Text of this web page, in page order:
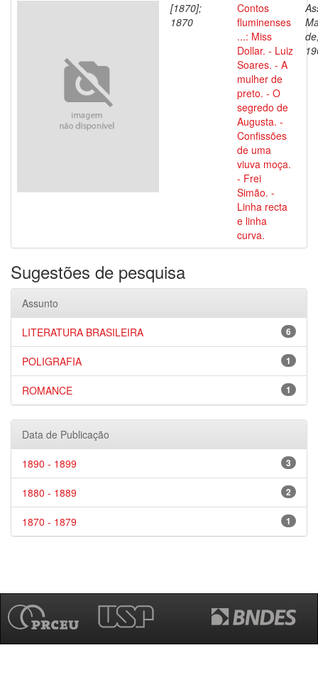
[1870];
1870
Contos
fluminenses
...: Miss
Dollar. - Luiz
Soares. - A
mulher de
preto. - O
segredo de
Augusta. -
Confissões
de uma
viuva moça.
- Frei
Simão. -
Linha recta
e linha
curva.
Sugestões de pesquisa
Assunto
6
LITERATURA BRASILEIRA
1
POLIGRAFIA
1
ROMANCE
Data de Publicação
3
1890 - 1899
2
1880 - 1889
1
1870 - 1879